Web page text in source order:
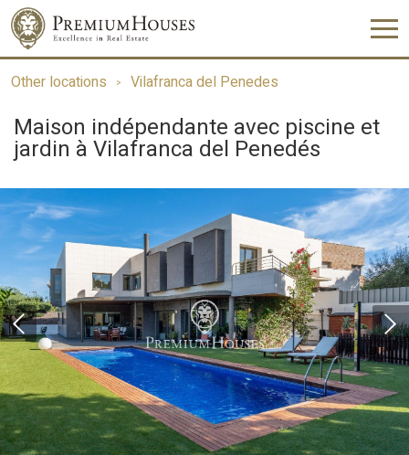
Other locations Vilafranca del Penedes
Maison indépendante avec piscine et
jardin à Vilafranca del Penedés